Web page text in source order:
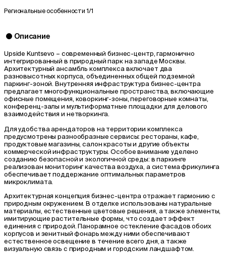
Региональные особенности1/1
Описание
Upside Kuntsevo – современный бизнес-центр, гармонично
интегрированный в природный парк на западе Москвы.
Архитектурный ансамбль комплекса включает два
разновысотных корпуса, объединенных общей подземной
паркинг-зоной. Внутренняя инфраструктура бизнес-центра
предлагает многофункциональные пространства, включающие
офисные помещения, коворкинг-зоны, переговорные комнаты,
конференц-залы и мультиформатные площадки для делового
взаимодействия и нетворкинга.
Для удобства арендаторов на территории комплекса
предусмотрены разнообразные сервисы: рестораны, кафе,
продуктовые магазины, салон красоты и другие объекты
коммерческой инфраструктуры. Особое внимание уделено
созданию безопасной и экологичной среды: в паркинге
реализован мониторинг качества воздуха, а система фрикулинга
обеспечивает поддержание оптимальных параметров
микроклимата.
Архитектурная концепция бизнес-центра отражает гармонию с
природным окружением. В отделке использованы натуральные
материалы, естественные цветовые решения, а также элементы,
имитирующие растительные формы, что создает эффект
единения с природой. Панорамное остекление фасадов обоих
корпусов и зенитный фонарь между ними обеспечивают
естественное освещение в течение всего дня, а также
визуальную связь с природным и городским ландшафтом.